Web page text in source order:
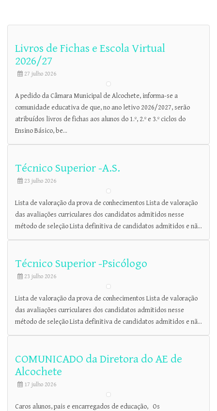
Livros de Fichas e Escola Virtual
2026/27
27 julho 2026
A pedido da Câmara Municipal de Alcochete, informa-se a
comunidade educativa de que, no ano letivo 2026/2027, serão
atribuídos livros de fichas aos alunos do 1.º, 2.º e 3.º ciclos do
Ensino Básico, be...
Técnico Superior -A.S.
23 julho 2026
Lista de valoração da prova de conhecimentos Lista de valoração
das avaliações curriculares dos candidatos admitidos nesse
método de seleção Lista definitiva de candidatos admitidos e nã...
Técnico Superior -Psicólogo
23 julho 2026
Lista de valoração da prova de conhecimentos Lista de valoração
das avaliações curriculares dos candidatos admitidos nesse
método de seleção Lista definitiva de candidatos admitidos e nã...
COMUNICADO da Diretora do AE de
Alcochete
17 julho 2026
Caros alunos, pais e encarregados de educação, Os